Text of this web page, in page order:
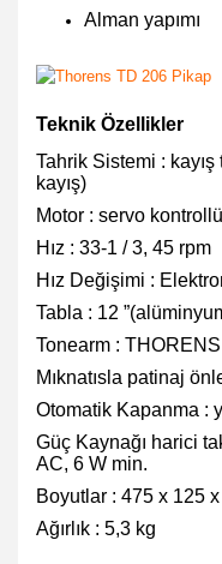
Alman yapımı
Teknik Özellikler
Tahrik Sistemi :
kayış)
Motor : servo
Hız : 33-1 / 3, 45 rpm
Hız Değişimi :
Tabla : 12
Tonearm :
Mıknatısla patinaj
Otomatik Kapanma :
Güç Kaynağı harici
AC, 6 W min.
Boyutlar : 475 x 125
Ağırlık : 5,3 kg